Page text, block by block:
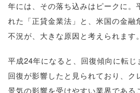
年には、その落ち込みはピークに。
れた「正貸金業法」と、米国の金融
不況が、大きな原因と考えられます。
平成24年になると、回復傾向に転
回復が影響したと見られており、ク
景気の影響を受けやすい業界である